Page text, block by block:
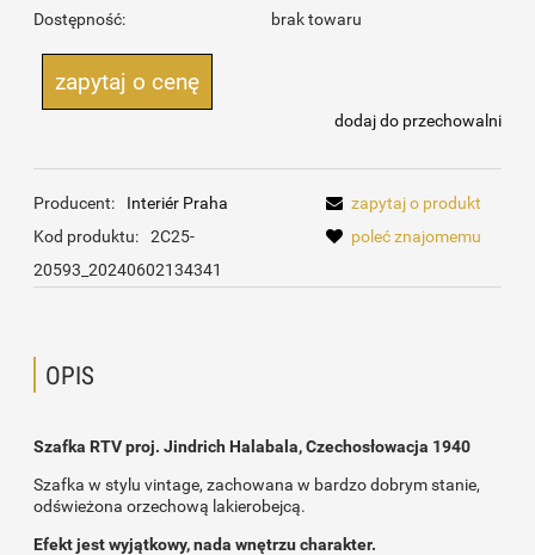
Dostępność: brak towaru
zapytaj o cenę
dodaj do przechowalni
Producent:
Interiér Praha
Kod produktu:
2C25-
20593_20240602134341
zapytaj o produkt
poleć znajomemu
OPIS
Szafka RTV proj. Jindrich Halabala, Czechosłowacja 1940
Szafka w stylu vintage, zachowana w bardzo dobrym stanie,
odświeżona orzechową lakierobejcą.
Efekt jest wyjątkowy, nada wnętrzu charakter.